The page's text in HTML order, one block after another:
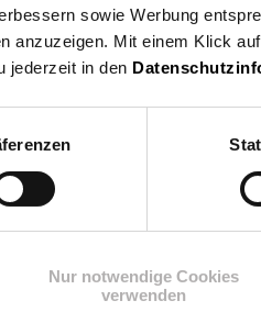
sowie Werbung
anzuzeigen. Mit einem Klick
jederzeit in den
Nur notwendige Cookies
verwenden
Weinwelt